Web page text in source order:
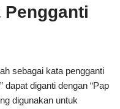
Pengganti
sebagai kata pengganti
dapat diganti dengan “Pap
digunakan untuk